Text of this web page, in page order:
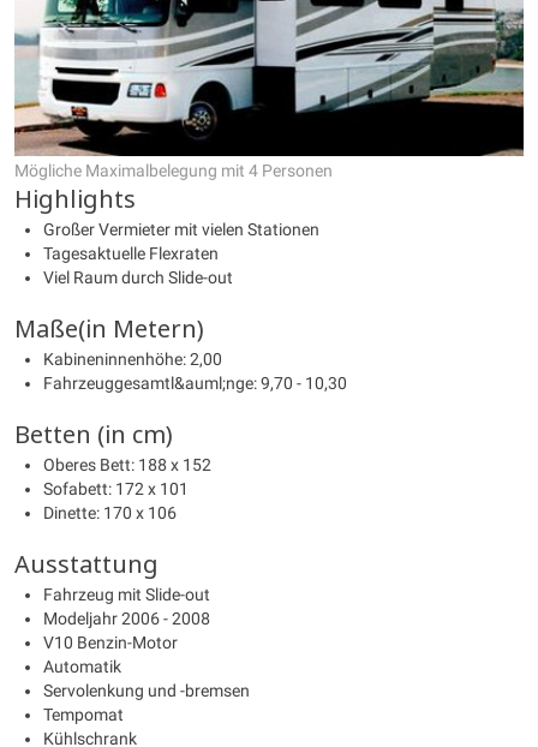
Mögliche Maximalbelegung mit 4 Personen
Highlights
Großer Vermieter mit vielen Stationen
Tagesaktuelle Flexraten
Viel Raum durch Slide-out
Maße(in Metern)
Kabineninnenhöhe: 2,00
Fahrzeuggesamtl&auml;nge: 9,70 - 10,30
Betten (in cm)
Oberes Bett: 188 x 152
Sofabett: 172 x 101
Dinette: 170 x 106
Ausstattung
Fahrzeug mit Slide-out
Modeljahr 2006 - 2008
V10 Benzin-Motor
Automatik
Servolenkung und -bremsen
Tempomat
Kühlschrank